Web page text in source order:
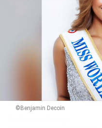
Rapport 2025 de
décisif dans les
©Benjamin Decoin